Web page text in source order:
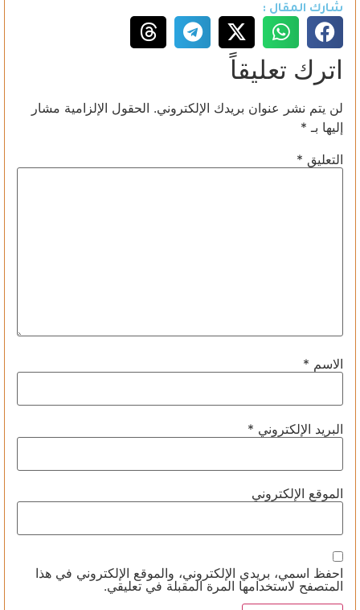
شارك المقال :
اترك تعليقاً
لن يتم نشر عنوان بريدك الإلكتروني. الحقول الإلزامية مشار
إليها بـ *
التعليق *
الاسم *
البريد الإلكتروني *
الموقع الإلكتروني
احفظ اسمي، بريدي الإلكتروني، والموقع الإلكتروني في هذا
المتصفح لاستخدامها المرة المقبلة في تعليقي.